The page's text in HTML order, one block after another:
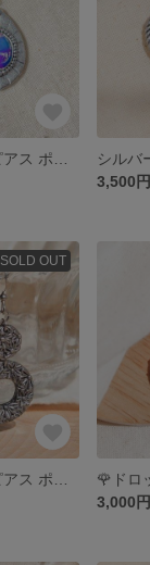
3,500円
SOLD OUT
3,000円